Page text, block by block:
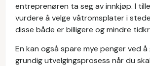
entreprenøren ta seg av innkjøp. I
vurdere å velge våtromsplater i
disse både er billigere og mindre
En kan også spare mye penger ved å
grundig utvelgingsprosess når du